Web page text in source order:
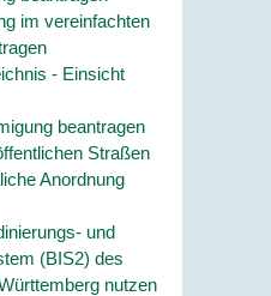
im vereinfachten
- Einsicht
beantragen
Straßen
Anordnung
und
(BIS2) des
nutzen